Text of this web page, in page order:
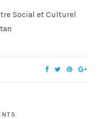
Social et Culturel